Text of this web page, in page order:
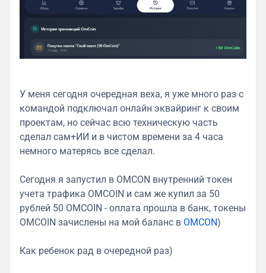
У меня сегодня очередная веха, я уже много раз с
командой подключал онлайн эквайринг к своим
проектам, но сейчас всю техническую часть
сделал сам+ИИ и в чистом времени за 4 часа
немного матерясь все сделал.
Сегодня я запустил в OMCON внутренний токен
учета трафика OMCOIN и сам же купил за 50
рублей 50 OMCOIN - оплата прошла в банк, токены
OMCOIN зачислены на мой баланс в OMCON)
Как ребенок рад в очередной раз)